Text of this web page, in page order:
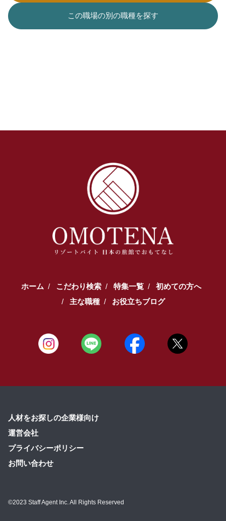
この職場の別の職種を探す
ホーム こだわり検索 特集一覧
初めての方へ
主な職種
お役立ちブログ
人材をお探しの企業様向け
運営会社
プライバシーポリシー
お問い合わせ
©2023 Staff Agent Inc. All Rights Reserved